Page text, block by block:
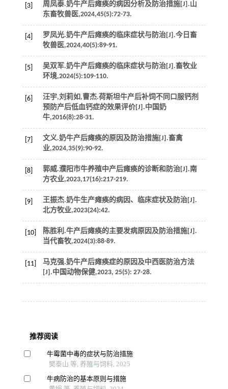
[3] 周凤泰.奶牛产后瘫痪的病因分析及防治措施[J]. 山
东畜牧兽医,2024,45(5):72-73.
[4] 罗凤光.奶牛产后瘫痪的临床症状与防治[J].今日畜
牧兽医,2024,40(5):89-91.
[5] 吴双军.奶牛产后瘫痪的临床症状与防治[J].畜牧业
环境,2024(5):109-110.
[6]
汪宇,刘莉如,曹杰.荷斯坦牛产后补饲不同口服钙剂
预防产后低血钙症的效果评价[J].中国奶
牛,2016(8):28-31.
[7] 文义.奶牛产后瘫痪的原因及防治措施[J].畜禽
业,2024,35(9):90-92.
[8] 郭威.濮阳市牛养殖中产后瘫痪的诊断和防治[J].南
方农业,2023,17(16):217-219.
[9]
王振杰.奶牛生产瘫痪的病因、临床症状及防治[J].
北方牧业,2023(24):42.
[10]
陈胜利.牛产后瘫痪的主要发病原因及防治措施[J].
当代畜牧,2024(3):88-89.
[11]
马克强.奶牛产后瘫痪症的原因及中西医防治方法
[J].中国动物保健,2023, 25(5): 27-28.